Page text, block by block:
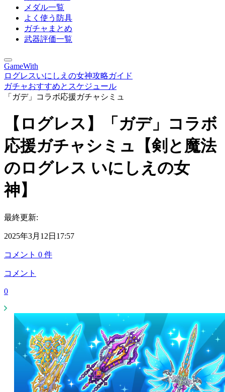
メダル一覧
よく使う防具
ガチャまとめ
武器評価一覧
GameWith
ログレスいにしえの女神攻略ガイド
ガチャおすすめとスケジュール
「ガデ」コラボ応援ガチャシミュ
【ログレス】「ガデ」コラボ
応援ガチャシミュ【剣と魔法
のログレス いにしえの女
神】
最終更新:
2025年3月12日17:57
コメント 0 件
コメント
0